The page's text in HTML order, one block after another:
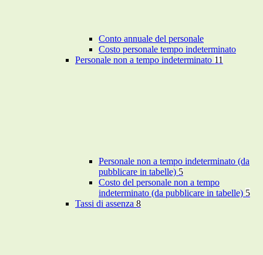
Conto annuale del personale
Costo personale tempo indeterminato
Personale non a tempo indeterminato 11
Personale non a tempo indeterminato (da
pubblicare in tabelle) 5
Costo del personale non a tempo
indeterminato (da pubblicare in tabelle) 5
Tassi di assenza 8